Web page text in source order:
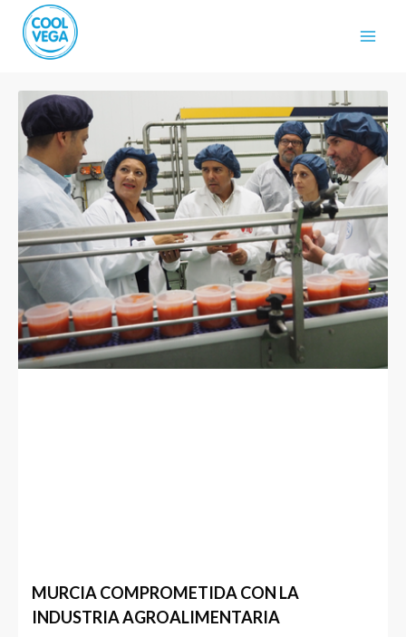
MURCIA COMPROMETIDA CON LA
INDUSTRIA AGROALIMENTARIA